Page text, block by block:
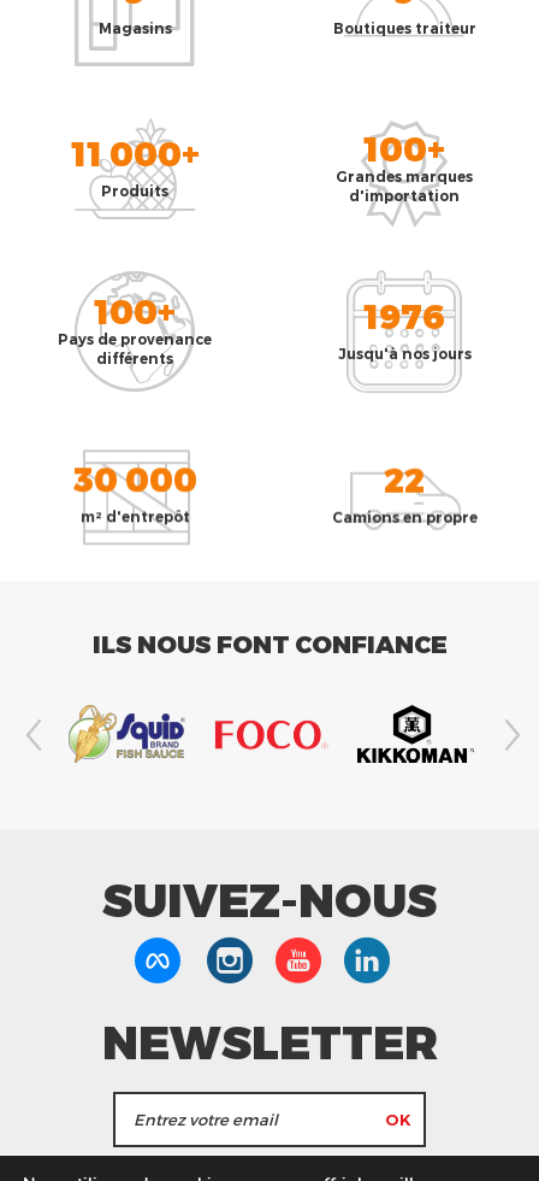
Magasins Boutiques traiteur
11 000+
Produits
100+
Grandes marques
d'importation
100+
Pays de provenance
différents
1976
Jusqu'à nos jours
30 000
m² d'entrepôt
22
Camions en propre
ILS NOUS FONT CONFIANCE
SUIVEZ-NOUS
NEWSLETTER
J'accepte de recevoir les actualités et les